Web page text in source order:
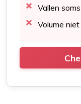
Vallen
Volume